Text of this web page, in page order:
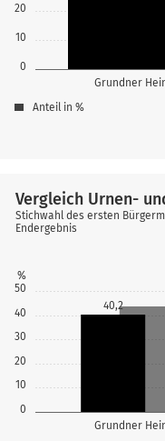
0
10
20
Grundner
Anteil in %
0
10
20
30
40
50
%
Grundner
40,2
Vergleich Urnen-
Stichwahl des ersten
Endergebnis